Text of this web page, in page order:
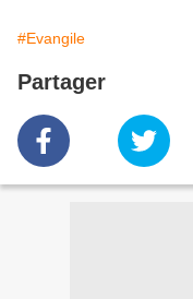
#Evangile
Partager